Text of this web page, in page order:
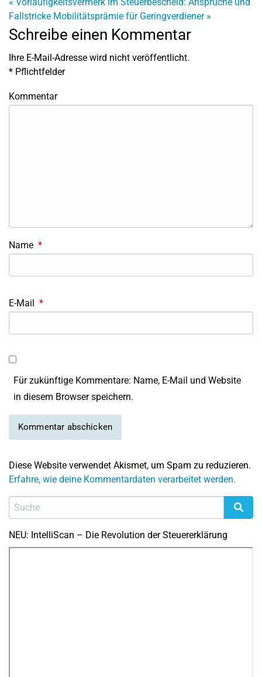
Fallstricke Mobilitätsprämie für Geringverdiener »
Schreibe einen Kommentar
Ihre E-Mail-Adresse wird nicht veröffentlicht.
* Pflichtfelder
Kommentar
Name *
E-Mail *
Für zukünftige Kommentare: Name, E-Mail und Website
in diesem Browser speichern.
Diese Website verwendet Akismet, um Spam zu reduzieren.
Erfahre, wie deine Kommentardaten verarbeitet werden.
NEU: IntelliScan – Die Revolution der Steuererklärung